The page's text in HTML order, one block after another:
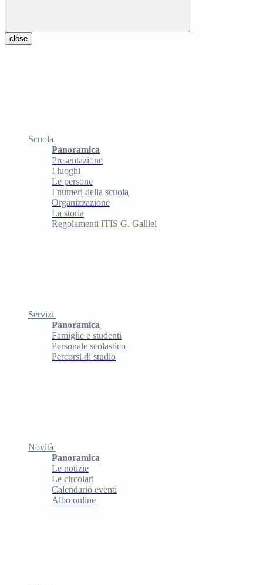
close
Scuola
Panoramica
Presentazione
I luoghi
Le persone
I numeri della scuola
Organizzazione
La storia
Regolamenti ITIS G. Galilei
Servizi
Panoramica
Famiglie e studenti
Personale scolastico
Percorsi di studio
Novità
Panoramica
Le notizie
Le circolari
Calendario eventi
Albo online